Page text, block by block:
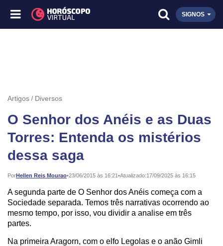
SIGNOS
Artigos Diversos
O Senhor dos Anéis e as Duas
Torres: Entenda os mistérios
dessa saga
PorHellen Reis Mourao•
Publicado: 23/06/2015 às 16:21•Atualizado:17/09/2025 às 16:15
A segunda parte de O Senhor dos Anéis começa com a
Sociedade separada. Temos três narrativas ocorrendo ao
mesmo tempo, por isso, vou dividir a analise em três
partes.
Na primeira Aragorn, com o elfo Legolas e o anão Gimli